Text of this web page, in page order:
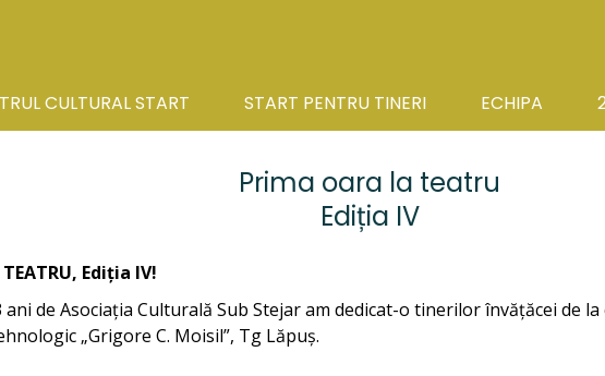
CULTURAL START START PENTRU TINERI ECHIPA
Prima oara la teatru
Ediția IV
Ediția IV!
de Asociația Culturală Sub Stejar am dedicat-o tinerilor învățăcei de la
„Grigore C. Moisil”, Tg Lăpuș.